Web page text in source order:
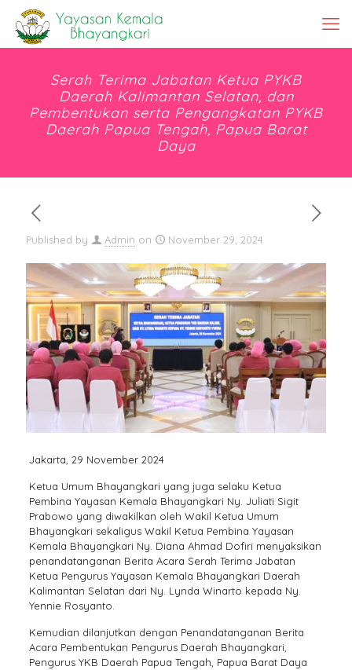
Serah Terima Jabatan Ketua PYKB
Daerah Kalimantan Selatan, dan
Pembentukan serta Pengangkatan PYKB
Daerah Papua Tengah, Papua Barat
Daya
Published by Admin on November 29, 2024
Jakarta, 29 November 2024
Ketua Umum Bhayangkari yang juga selaku Ketua
Pembina Yayasan Kemala Bhayangkari Ny. Juliati Sigit
Prabowo yang diwakilkan oleh Wakil Ketua Umum
Bhayangkari sekaligus Wakil Ketua Pembina Yayasan
Kemala Bhayangkari Ny. Diana Ahmad Dofiri menyaksikan
penandatanganan Berita Acara Serah Terima Jabatan
Ketua Pengurus Yayasan Kemala Bhayangkari Daerah
Kalimantan Selatan dari Ny. Lynda Winarto kepada Ny.
Yennie Rosyanto.
Kemudian dilanjutkan dengan Penandatanganan Berita
Acara Pembentukan Pengurus Daerah Bhayangkari,
Pengurus YKB Daerah Papua Tengah, Papua Barat Daya